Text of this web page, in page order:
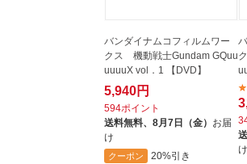
バンダイナムコフィルムワー
クス 機動戦士Gundam GQuu
uuuuX vol．1 【DVD】
5,940円
594ポイント
送料無料、 8月7日（金） お届
け
クーポン 20%引き
け